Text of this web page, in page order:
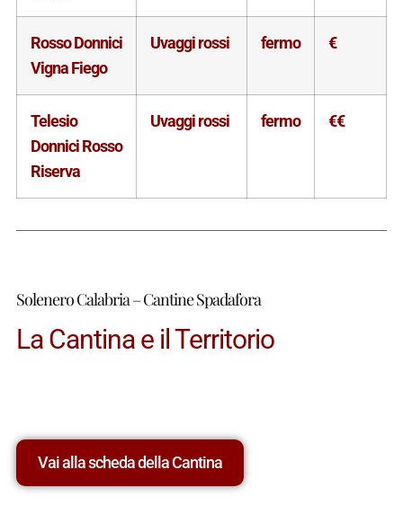
Rosso Donnici
Vigna Fiego
Uvaggi rossi fermo €
Telesio
Donnici Rosso
Riserva
Uvaggi rossi fermo €€
Solenero Calabria – Cantine Spadafora
La Cantina e il Territorio
Vai alla scheda della Cantina